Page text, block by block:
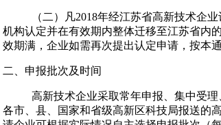
（二）凡2018年经江苏省高新技术企
机构认定并在有效期内整体迁移至江苏省内
效期满，企业如需再次提出认定申请，按本
二、申报批次及时间
高新技术企业采取常年申报、集中受
各市、县、国家和省级高新区科技局报送的